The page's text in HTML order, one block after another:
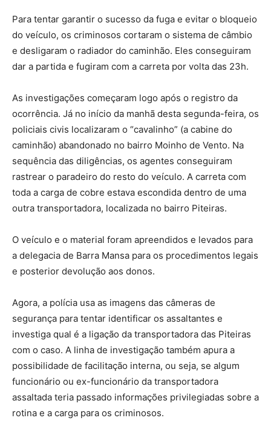
Para tentar garantir o sucesso da fuga e evitar o bloqueio
do veículo, os criminosos cortaram o sistema de câmbio
e desligaram o radiador do caminhão. Eles conseguiram
dar a partida e fugiram com a carreta por volta das 23h.
As investigações começaram logo após o registro da
ocorrência. Já no início da manhã desta segunda-feira, os
policiais civis localizaram o “cavalinho” (a cabine do
caminhão) abandonado no bairro Moinho de Vento. Na
sequência das diligências, os agentes conseguiram
rastrear o paradeiro do resto do veículo. A carreta com
toda a carga de cobre estava escondida dentro de uma
outra transportadora, localizada no bairro Piteiras.
O veículo e o material foram apreendidos e levados para
a delegacia de Barra Mansa para os procedimentos legais
e posterior devolução aos donos.
Agora, a polícia usa as imagens das câmeras de
segurança para tentar identificar os assaltantes e
investiga qual é a ligação da transportadora das Piteiras
com o caso. A linha de investigação também apura a
possibilidade de facilitação interna, ou seja, se algum
funcionário ou ex-funcionário da transportadora
assaltada teria passado informações privilegiadas sobre a
rotina e a carga para os criminosos.